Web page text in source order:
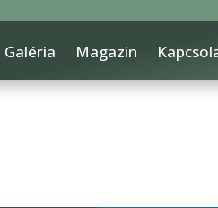
Galéria Magazin